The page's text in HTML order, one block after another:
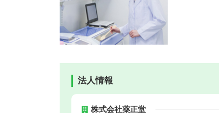
法人情報
株式会社薬正堂